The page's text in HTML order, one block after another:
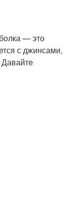
— это
с джинсами,